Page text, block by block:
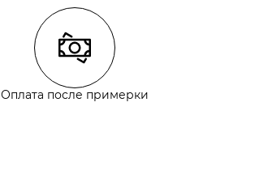
Оплата после примерки